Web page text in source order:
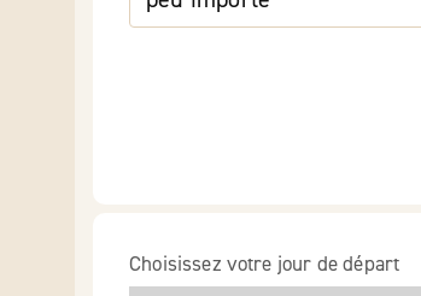
Choisissez votre jour de départ